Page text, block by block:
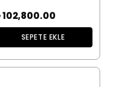
102,800.00
SEPETE EKLE